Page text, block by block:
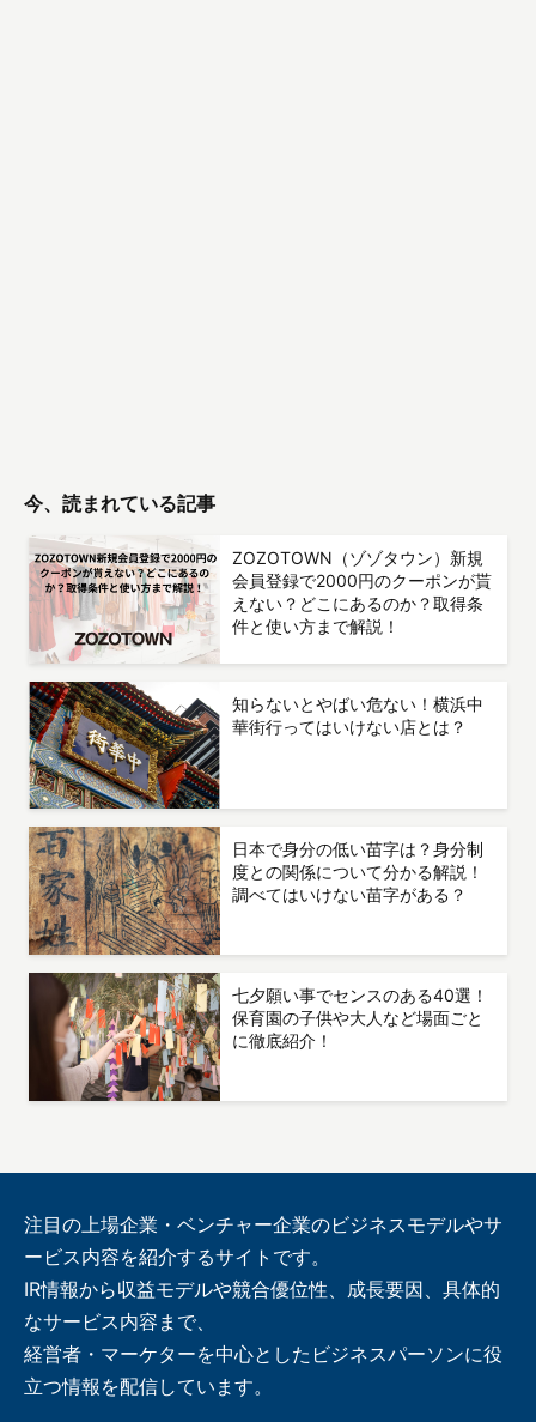
今、読まれている記事
ZOZOTOWN（ゾゾタウン）新規
会員登録で2000円のクーポンが貰
えない？どこにあるのか？取得条
件と使い方まで解説！
知らないとやばい危ない！横浜中
華街行ってはいけない店とは？
日本で身分の低い苗字は？身分制
度との関係について分かる解説！
調べてはいけない苗字がある？
七夕願い事でセンスのある40選！
保育園の子供や大人など場面ごと
に徹底紹介！
注目の上場企業・ベンチャー企業のビジネスモデルやサ
ービス内容を紹介するサイトです。
IR情報から収益モデルや競合優位性、成長要因、具体的
なサービス内容まで、
経営者・マーケターを中心としたビジネスパーソンに役
立つ情報を配信しています。